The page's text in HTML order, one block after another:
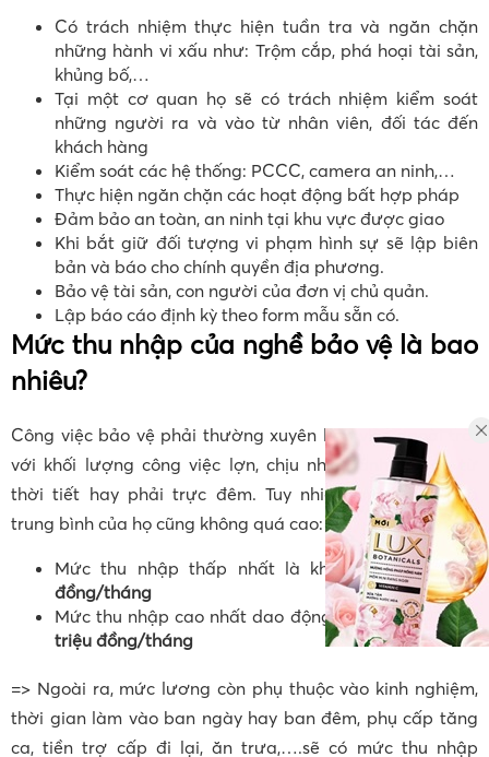
Có trách nhiệm thực hiện tuần tra và ngăn chặn
những hành vi xấu như: Trộm cắp, phá hoại tài sản,
khủng bố,…
Tại một cơ quan họ sẽ có trách nhiệm kiểm soát
những người ra và vào từ nhân viên, đối tác đến
khách hàng
Kiểm soát các hệ thống: PCCC, camera an ninh,…
Thực hiện ngăn chặn các hoạt động bất hợp pháp
Đảm bảo an toàn, an ninh tại khu vực được giao
Khi bắt giữ đối tượng vi phạm hình sự sẽ lập biên
bản và báo cho chính quyền địa phương.
Bảo vệ tài sản, con người của đơn vị chủ quản.
Lập báo cáo định kỳ theo form mẫu sẵn có.
Mức thu nhập của nghề bảo vệ là bao
nhiêu?
Công việc bảo vệ phải thường xuyên làm việc ngoài trời
với khối lượng công việc lợn, chịu nhiều ảnh hưởng từ
thời tiết hay phải trực đêm. Tuy nhiên, mức thu nhập
trung bình của họ cũng không quá cao:
Mức thu nhập thấp nhất là khoảng4 – 5 triệu
đồng/tháng
Mức thu nhập cao nhất dao động khoảng từ 10 – 11
triệu đồng/tháng
=> Ngoài ra, mức lương còn phụ thuộc vào kinh nghiệm,
thời gian làm vào ban ngày hay ban đêm, phụ cấp tăng
ca, tiền trợ cấp đi lại, ăn trưa,….sẽ có mức thu nhập